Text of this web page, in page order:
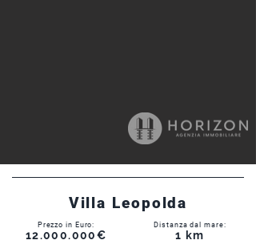
Villa Leopolda
Prezzo in Euro:
12.000.000€
Distanza dal mare:
1 km